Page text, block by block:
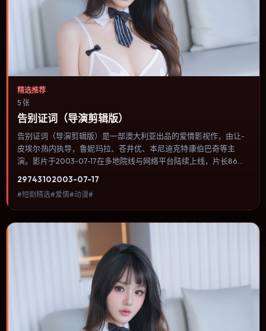
精选推荐
5 张
告别证词（导演剪辑版）
告别证词（导演剪辑版）是一部澳大利亚出品的爱情影视作，由让-
皮埃尔·热内执导，鲁妮·玛拉、苍井优、本尼迪克特·康伯巴奇等主
演。影片于2003-07-17在多地院线与网络平台陆续上线，片长86分
聚焦人物选择与情节推进，节奏与视听语言统一，可作为休闲观影或
类型片补片的选择。
29743102003-07-17
#短剧精选#爱情#动漫#